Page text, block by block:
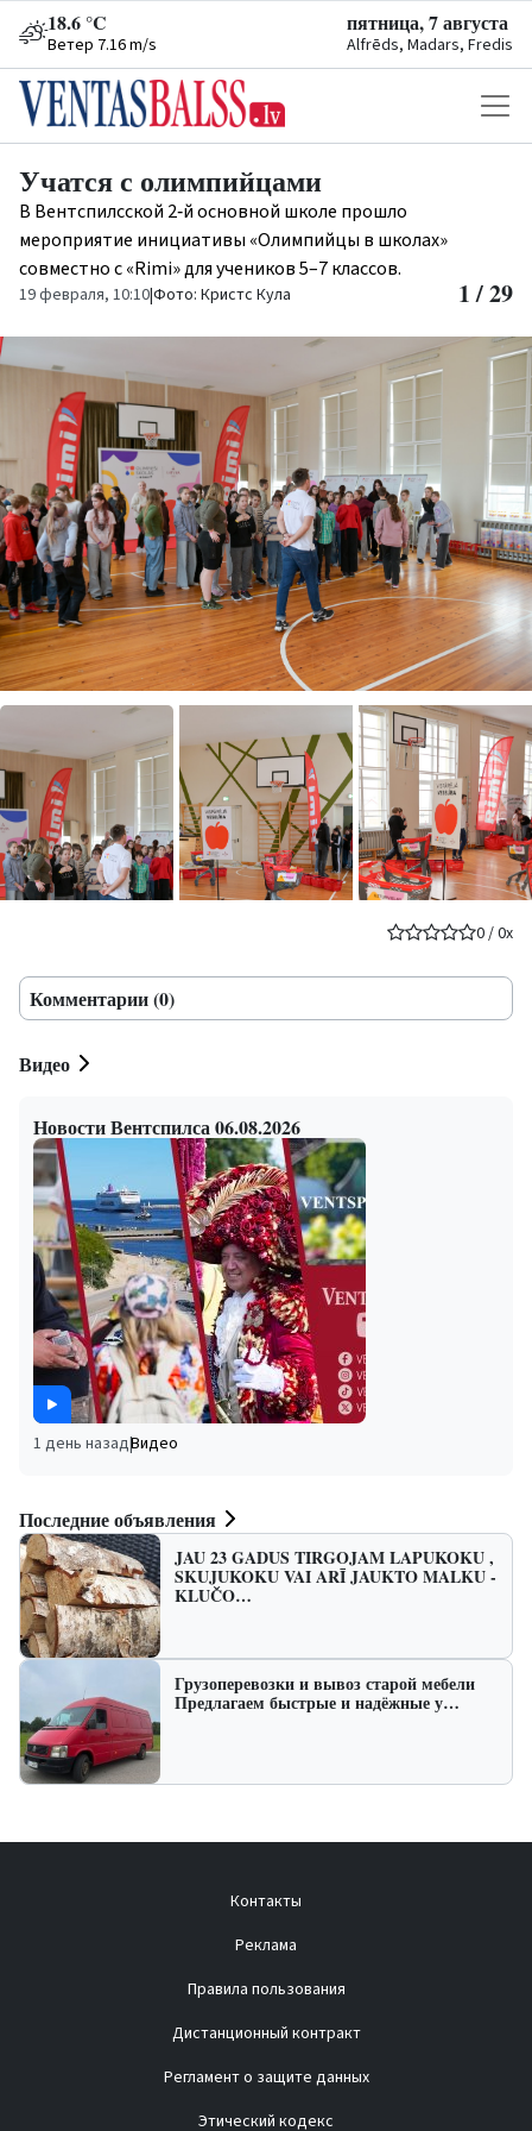
18.6 °C
Ветер 7.16 m/s
пятница, 7 августа
Alfrēds, Madars, Fredis
Учатся с олимпийцами
В Вентспилсской 2‑й основной школе прошло
мероприятие инициативы «Олимпийцы в школах»
совместно с «Rimi» для учеников 5–7 классов.
19 февраля, 10:10|Фото: Кристс Кула 1 / 29
0/0x
Комментарии (0)
Видео
Новости Вентспилса 06.08.2026
1 день назад|Видео
Последние объявления
JAU 23 GADUS TIRGOJAM LAPUKOKU ,
SKUJUKOKU VAI ARĪ JAUKTO MALKU -
KLUČO…
Грузоперевозки и вывоз старой мебели
Предлагаем быстрые и надёжные у…
Контакты
Реклама
Правила пользования
Дистанционный контракт
Регламент о защите данных
Этический кодекс